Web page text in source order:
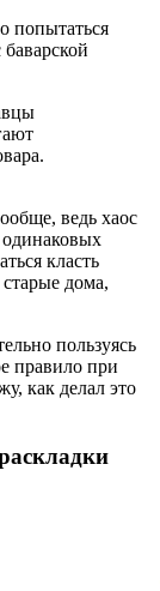
попытаться
ведь хаос
одинаковых
класть
старые дома,
пользуясь
правило при
как делал это